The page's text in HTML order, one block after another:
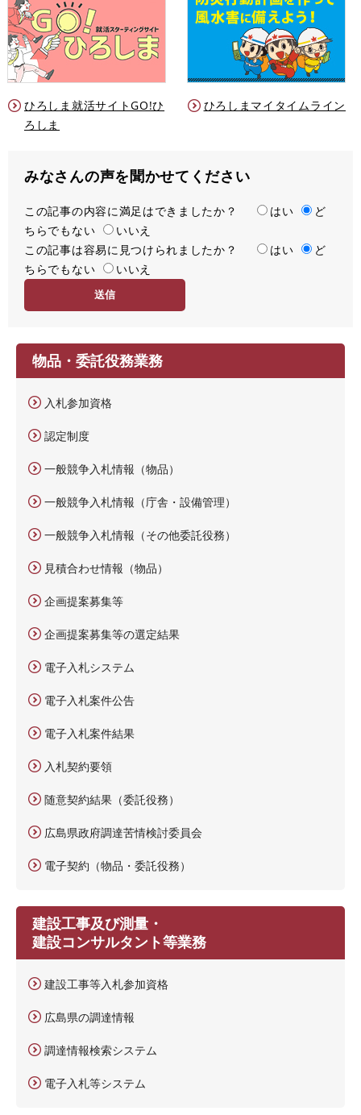
ひろしま就活サイトGO!ひ
ろしま
ひろしまマイタイムライン
みなさんの声を聞かせてください
満
足
度
この記事の内容に満足はできましたか？ はい
ど
ちらでもない
いいえ
容
易
この記事は容易に見つけられましたか？ はい
ど
ちらでもない
いいえ
物品・委託役務業務
入札参加資格
認定制度
一般競争入札情報（物品）
一般競争入札情報（庁舎・設備管理）
一般競争入札情報（その他委託役務）
見積合わせ情報（物品）
企画提案募集等
企画提案募集等の選定結果
電子入札システム
電子入札案件公告
電子入札案件結果
入札契約要領
随意契約結果（委託役務）
広島県政府調達苦情検討委員会
電子契約（物品・委託役務）
建設工事及び測量・
建設コンサルタント等業務
建設工事等入札参加資格
広島県の調達情報
調達情報検索システム
電子入札等システム